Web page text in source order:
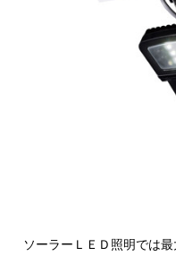
ソーラーＬＥＤ照明では